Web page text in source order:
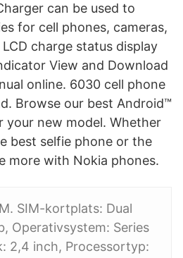
can be used to
for cell phones, cameras,
LCD charge status display
View and Download
online. 6030 cell phone
Browse our best Android™
your new model. Whether
best selfie phone or the
more with Nokia phones.
SIM-kortplats: Dual
Operativsystem: Series
2,4 inch, Processortyp: